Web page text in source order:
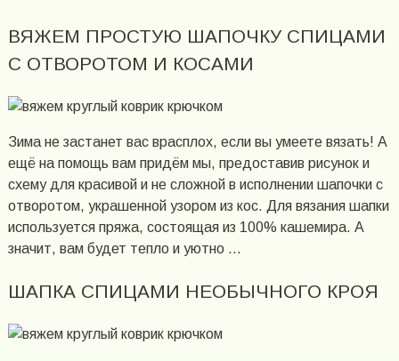
ВЯЖЕМ ПРОСТУЮ ШАПОЧКУ СПИЦАМИ
С ОТВОРОТОМ И КОСАМИ
Зима не застанет вас врасплох, если вы умеете вязать! А
ещё на помощь вам придём мы, предоставив рисунок и
схему для красивой и не сложной в исполнении шапочки с
отворотом, украшенной узором из кос. Для вязания шапки
используется пряжа, состоящая из 100% кашемира. А
значит, вам будет тепло и уютно …
ШАПКА СПИЦАМИ НЕОБЫЧНОГО КРОЯ